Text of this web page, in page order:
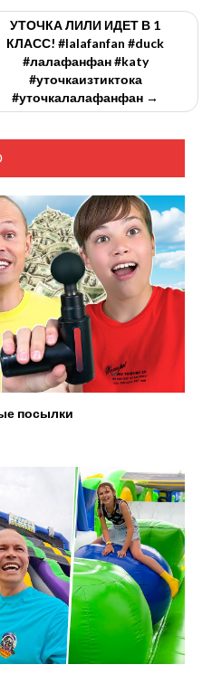
УТОЧКА ЛИЛИ ИДЕТ В 1
КЛАСС! #lalafanfan #duck
#лалафанфан #katy
#уточкаизтиктока
#уточкалалафанфан →
посылки